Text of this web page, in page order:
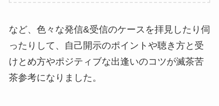
など、色々な発信&受信のケースを拝見したり伺
ったりして、自己開示のポイントや聴き方と受
けとめ方やポジティブな出逢いのコツが滅茶苦
茶参考になりました。